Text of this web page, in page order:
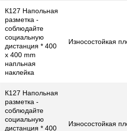
К127 Напольная
разметка -
соблюдайте
социальную
дистанция * 400
x 400 mm
напльная
наклейка
Износостойкая
К127 Напольная
разметка -
соблюдайте
социальную
дистанция * 400
Износостойкая